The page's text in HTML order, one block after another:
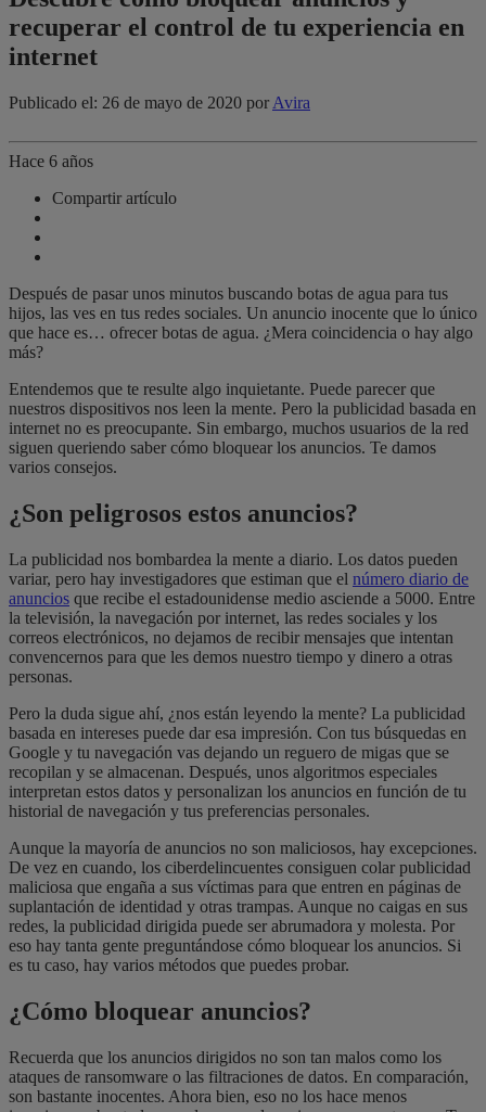
recuperar el control de tu experiencia en
internet
Publicado el: 26 de mayo de 2020 por Avira
Hace 6 años
Compartir artículo
Después de pasar unos minutos buscando botas de agua para tus
hijos, las ves en tus redes sociales. Un anuncio inocente que lo único
que hace es… ofrecer botas de agua. ¿Mera coincidencia o hay algo
más?
Entendemos que te resulte algo inquietante. Puede parecer que
nuestros dispositivos nos leen la mente. Pero la publicidad basada en
internet no es preocupante. Sin embargo, muchos usuarios de la red
siguen queriendo saber cómo bloquear los anuncios. Te damos
varios consejos.
¿Son peligrosos estos anuncios?
La publicidad nos bombardea la mente a diario. Los datos pueden
variar, pero hay investigadores que estiman que el número diario de
anuncios que recibe el estadounidense medio asciende a 5000. Entre
la televisión, la navegación por internet, las redes sociales y los
correos electrónicos, no dejamos de recibir mensajes que intentan
convencernos para que les demos nuestro tiempo y dinero a otras
personas.
Pero la duda sigue ahí, ¿nos están leyendo la mente? La publicidad
basada en intereses puede dar esa impresión. Con tus búsquedas en
Google y tu navegación vas dejando un reguero de migas que se
recopilan y se almacenan. Después, unos algoritmos especiales
interpretan estos datos y personalizan los anuncios en función de tu
historial de navegación y tus preferencias personales.
Aunque la mayoría de anuncios no son maliciosos, hay excepciones.
De vez en cuando, los ciberdelincuentes consiguen colar publicidad
maliciosa que engaña a sus víctimas para que entren en páginas de
suplantación de identidad y otras trampas. Aunque no caigas en sus
redes, la publicidad dirigida puede ser abrumadora y molesta. Por
eso hay tanta gente preguntándose cómo bloquear los anuncios. Si
es tu caso, hay varios métodos que puedes probar.
¿Cómo bloquear anuncios?
Recuerda que los anuncios dirigidos no son tan malos como los
ataques de ransomware o las filtraciones de datos. En comparación,
son bastante inocentes. Ahora bien, eso no los hace menos